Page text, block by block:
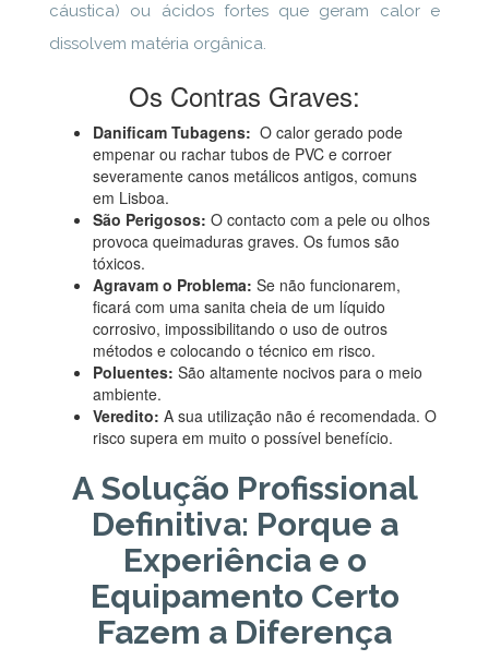
cáustica) ou ácidos fortes que geram calor e
dissolvem matéria orgânica.
Os Contras Graves:
Danificam Tubagens: O calor gerado pode
empenar ou rachar tubos de PVC e corroer
severamente canos metálicos antigos, comuns
em Lisboa.
São Perigosos: O contacto com a pele ou olhos
provoca queimaduras graves. Os fumos são
tóxicos.
Agravam o Problema: Se não funcionarem,
ficará com uma sanita cheia de um líquido
corrosivo, impossibilitando o uso de outros
métodos e colocando o técnico em risco.
Poluentes: São altamente nocivos para o meio
ambiente.
Veredito: A sua utilização não é recomendada. O
risco supera em muito o possível benefício.
A Solução Profissional
Definitiva: Porque a
Experiência e o
Equipamento Certo
Fazem a Diferença